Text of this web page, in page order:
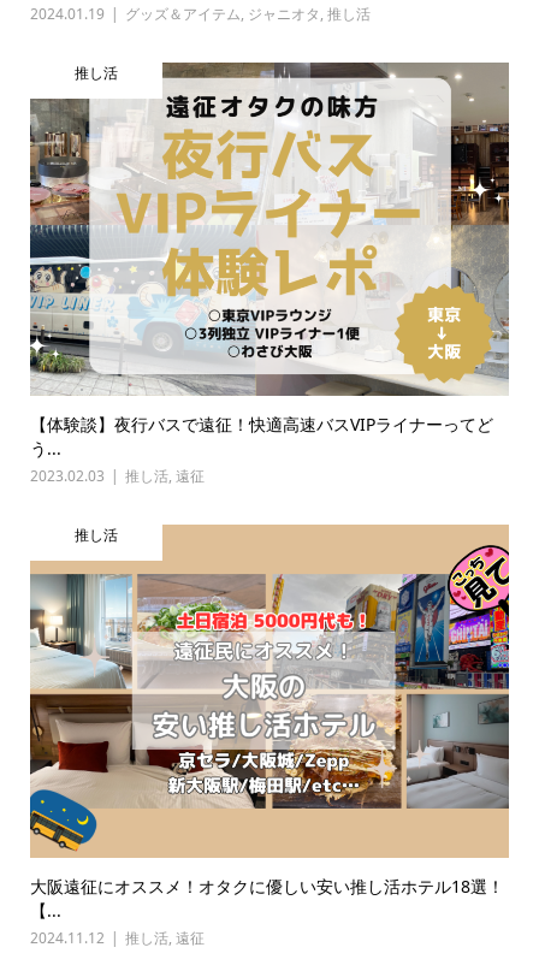
2024.01.19 グッズ＆アイテム, ジャニオタ, 推し活
推し活
【体験談】夜行バスで遠征！快適高速バスVIPライナーってど
う...
2023.02.03 推し活, 遠征
推し活
大阪遠征にオススメ！オタクに優しい安い推し活ホテル18選！
【...
2024.11.12 推し活, 遠征